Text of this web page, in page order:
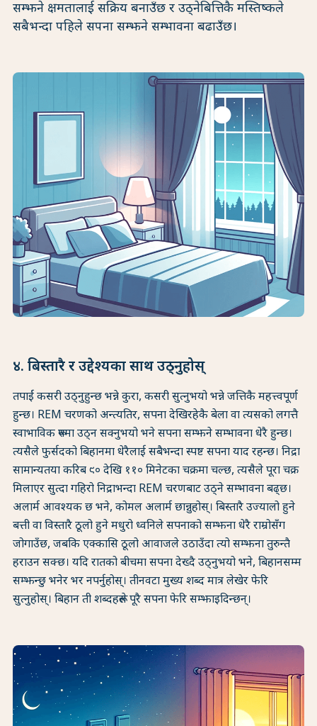
सम्झने क्षमतालाई सक्रिय बनाउँछ र उठ्नेबित्तिकै मस्तिष्कले
सबैभन्दा पहिले सपना सम्झने सम्भावना बढाउँछ।
४. बिस्तारै र उद्देश्यका साथ उठ्नुहोस्
तपाईं कसरी उठ्नुहुन्छ भन्ने कुरा, कसरी सुत्नुभयो भन्ने जत्तिकै महत्त्वपूर्ण
हुन्छ। REM चरणको अन्त्यतिर, सपना देखिरहेकै बेला वा त्यसको लगत्तै
स्वाभाविक रूपमा उठ्न सक्नुभयो भने सपना सम्झने सम्भावना धेरै हुन्छ।
त्यसैले फुर्सदको बिहानमा धेरैलाई सबैभन्दा स्पष्ट सपना याद रहन्छ। निद्रा
सामान्यतया करिब ९० देखि ११० मिनेटका चक्रमा चल्छ, त्यसैले पूरा चक्र
मिलाएर सुत्दा गहिरो निद्राभन्दा REM चरणबाट उठ्ने सम्भावना बढ्छ।
अलार्म आवश्यक छ भने, कोमल अलार्म छान्नुहोस्। बिस्तारै उज्यालो हुने
बत्ती वा विस्तारै ठूलो हुने मधुरो ध्वनिले सपनाको सम्झना धेरै राम्रोसँग
जोगाउँछ, जबकि एक्कासि ठूलो आवाजले उठाउँदा त्यो सम्झना तुरुन्तै
हराउन सक्छ। यदि रातको बीचमा सपना देख्दै उठ्नुभयो भने, बिहानसम्म
सम्झन्छु भनेर भर नपर्नुहोस्। तीनवटा मुख्य शब्द मात्र लेखेर फेरि
सुत्नुहोस्। बिहान ती शब्दहरूले पूरै सपना फेरि सम्झाइदिन्छन्।